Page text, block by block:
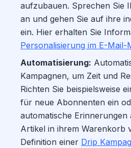
aufzubauen. Sprechen Sie
an und gehen Sie auf ihre
ein. Hier erhalten Sie
Personalisierung im E-Mail-
Automatisierung:
Kampagnen, um Zeit und
Richten Sie beispielsweise
für neue Abonnenten ein
automatische Erinnerungen
Artikel in ihrem Warenkorb
Definition einer Drip